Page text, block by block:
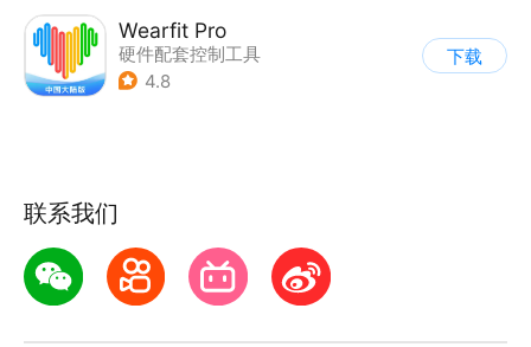
Wearfit Pro
硬件配套控制工具
4.8
下载
联系我们